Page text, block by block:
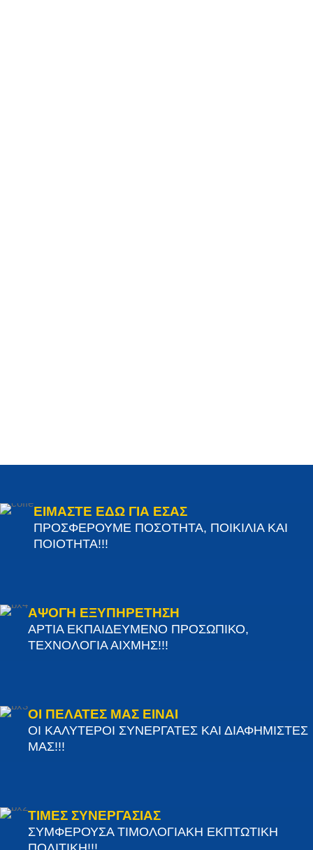
ΕΙΜΑΣΤΕ ΕΔΩ ΓΙΑ ΕΣΑΣ
ΠΡΟΣΦΕΡΟΥΜΕ ΠΟΣΟΤΗΤΑ, ΠΟΙΚΙΛΙΑ ΚΑΙ
ΠΟΙΟΤΗΤΑ!!!
ΑΨΟΓΗ ΕΞΥΠΗΡΕΤΗΣΗ
ΑΡΤΙΑ ΕΚΠΑΙΔΕΥΜΕΝΟ ΠΡΟΣΩΠΙΚΟ,
ΤΕΧΝΟΛΟΓΙΑ ΑΙΧΜΗΣ!!!
ΟΙ ΠΕΛΑΤΕΣ ΜΑΣ ΕΙΝΑΙ
ΟΙ ΚΑΛΥΤΕΡΟΙ ΣΥΝΕΡΓΑΤΕΣ ΚΑΙ ΔΙΑΦΗΜΙΣΤΕΣ
ΜΑΣ!!!
ΤΙΜΕΣ ΣΥΝΕΡΓΑΣΙΑΣ
ΣΥΜΦΕΡΟΥΣΑ ΤΙΜΟΛΟΓΙΑΚΗ ΕΚΠΤΩΤΙΚΗ